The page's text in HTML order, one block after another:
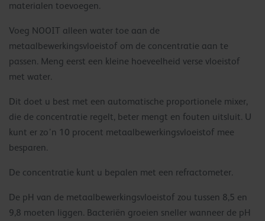
materialen toevoegen.
Voeg NOOIT alleen water toe aan de
metaalbewerkingsvloeistof om de concentratie aan te
passen. Meng eerst een kleine hoeveelheid verse vloeistof
met water.
Dit doet u best met een automatische proportionele mixer,
die de concentratie regelt, beter mengt en fouten uitsluit. U
kunt er zo’n 10 procent metaalbewerkingsvloeistof mee
besparen.
De concentratie kunt u bepalen met een refractometer.
De pH van de metaalbewerkingsvloeistof zou tussen 8,5 en
9,8 moeten liggen. Bacteriën groeien sneller wanneer de pH